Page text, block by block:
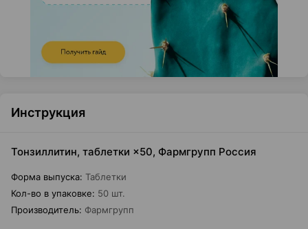
Инструкция
Тонзиллитин, таблетки ×50, Фармгрупп Россия
Форма выпуска: Таблетки
Кол-во в упаковке: 50 шт.
Производитель: Фармгрупп